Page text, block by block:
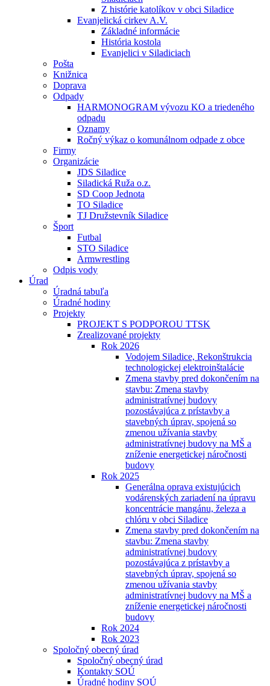
Z histórie katolíkov v obci Siladice
Evanjelická cirkev A.V.
Základné informácie
História kostola
Evanjelici v Siladiciach
Pošta
Knižnica
Doprava
Odpady
HARMONOGRAM vývozu KO a triedeného
odpadu
Oznamy
Ročný výkaz o komunálnom odpade z obce
Firmy
Organizácie
JDS Siladice
Siladická Ruža o.z.
SD Coop Jednota
TO Siladice
TJ Družstevník Siladice
Šport
Futbal
STO Siladice
Armwrestling
Odpis vody
Úrad
Úradná tabuľa
Úradné hodiny
Projekty
PROJEKT S PODPOROU TTSK
Zrealizované projekty
Rok 2026
Vodojem Siladice, Rekonštrukcia
technologickej elektroinštalácie
Zmena stavby pred dokončením na
stavbu: Zmena stavby
administratívnej budovy
pozostávajúca z prístavby a
stavebných úprav, spojená so
zmenou užívania stavby
administratívnej budovy na MŠ a
zníženie energetickej náročnosti
budovy
Rok 2025
Generálna oprava existujúcich
vodárenských zariadení na úpravu
koncentrácie mangánu, železa a
chlóru v obci Siladice
Zmena stavby pred dokončením na
stavbu: Zmena stavby
administratívnej budovy
pozostávajúca z prístavby a
stavebných úprav, spojená so
zmenou užívania stavby
administratívnej budovy na MŠ a
zníženie energetickej náročnosti
budovy
Rok 2024
Rok 2023
Spoločný obecný úrad
Spoločný obecný úrad
Kontakty SOÚ
Úradné hodiny SOÚ